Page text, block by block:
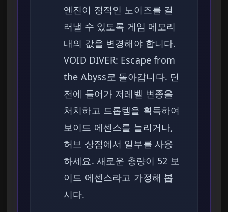
엔진이 정적인 노이즈를 걸
러낼 수 있도록 게임 메모리
내의 값을 변경해야 합니다.
VOID DIVER: Escape from
the Abyss로 돌아갑니다. 던
전에 들어가 저레벨 변종을
처치하고 드롭템을 획득하여
보이드 에센스를 늘리거나,
허브 상점에서 일부를 사용
하세요. 새로운 총량이 52 보
이드 에센스라고 가정해 봅
시다.